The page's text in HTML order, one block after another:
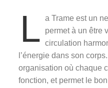
L
a Trame est un
permet à un être
circulation
l’énergie dans son
organisation où chaque
fonction, et permet le